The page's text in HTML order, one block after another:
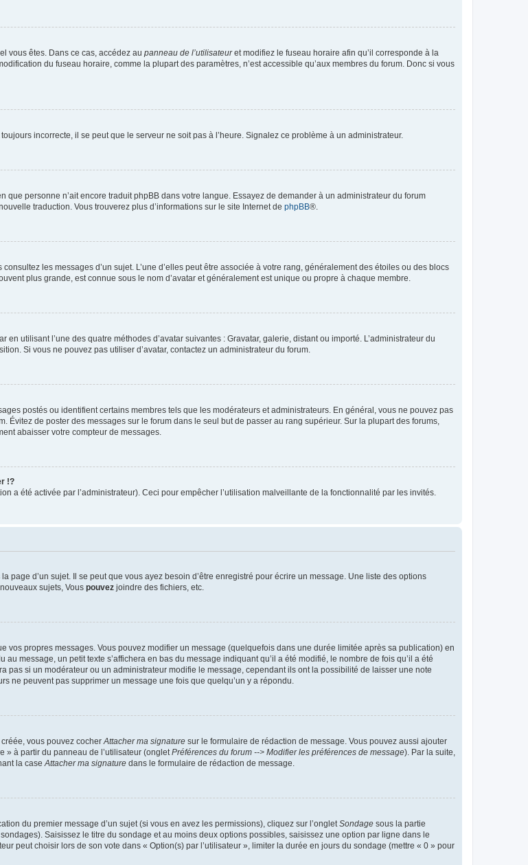
vous êtes. Dans ce cas, accédez au panneau de l’utilisateuret modifiez le fuseau horaire afin qu’il corresponde à la
du fuseau horaire, comme la plupart des paramètres, n’est accessible qu’aux membres du forum. Donc si vous
incorrecte, il se peut que le serveur ne soit pas à l’heure. Signalez ce problème à un administrateur.
personne n’ait encore traduit phpBB dans votre langue. Essayez de demander à un administrateur du forum
traduction. Vous trouverez plus d’informations sur le site Internet de phpBB®.
les messages d’un sujet. L’une d’elles peut être associée à votre rang, généralement des étoiles ou des blocs
plus grande, est connue sous le nom d’avatar et généralement est unique ou propre à chaque membre.
utilisant l’une des quatre méthodes d’avatar suivantes : Gravatar, galerie, distant ou importé. L’administrateur du
Si vous ne pouvez pas utiliser d’avatar, contactez un administrateur du forum.
postés ou identifient certains membres tels que les modérateurs et administrateurs. En général, vous ne pouvez pas
Évitez de poster des messages sur le forum dans le seul but de passer au rang supérieur. Sur la plupart des forums,
abaisser votre compteur de messages.
!?
a été activée par l’administrateur). Ceci pour empêcher l’utilisation malveillante de la fonctionnalité par les invités.
d’un sujet. Il se peut que vous ayez besoin d’être enregistré pour écrire un message. Une liste des options
sujets, Vous pouvez joindre des fichiers, etc.
vos propres messages. Vous pouvez modifier un message (quelquefois dans une durée limitée après sa publication) en
message, un petit texte s’affichera en bas du message indiquant qu’il a été modifié, le nombre de fois qu’il a été
pas si un modérateur ou un administrateur modifie le message, cependant ils ont la possibilité de laisser une note
ne peuvent pas supprimer un message une fois que quelqu’un y a répondu.
vous pouvez cocher Attacher ma signature sur le formulaire de rédaction de message. Vous pouvez aussi ajouter
» à partir du panneau de l’utilisateur (onglet Préférences du forum --> Modifier les préférences de message). Par la suite,
la case Attacher ma signature dans le formulaire de rédaction de message.
du premier message d’un sujet (si vous en avez les permissions), cliquez sur l’onglet Sondage sous la partie
Saisissez le titre du sondage et au moins deux options possibles, saisissez une option par ligne dans le
peut choisir lors de son vote dans « Option(s) par l’utilisateur », limiter la durée en jours du sondage (mettre « 0 » pour